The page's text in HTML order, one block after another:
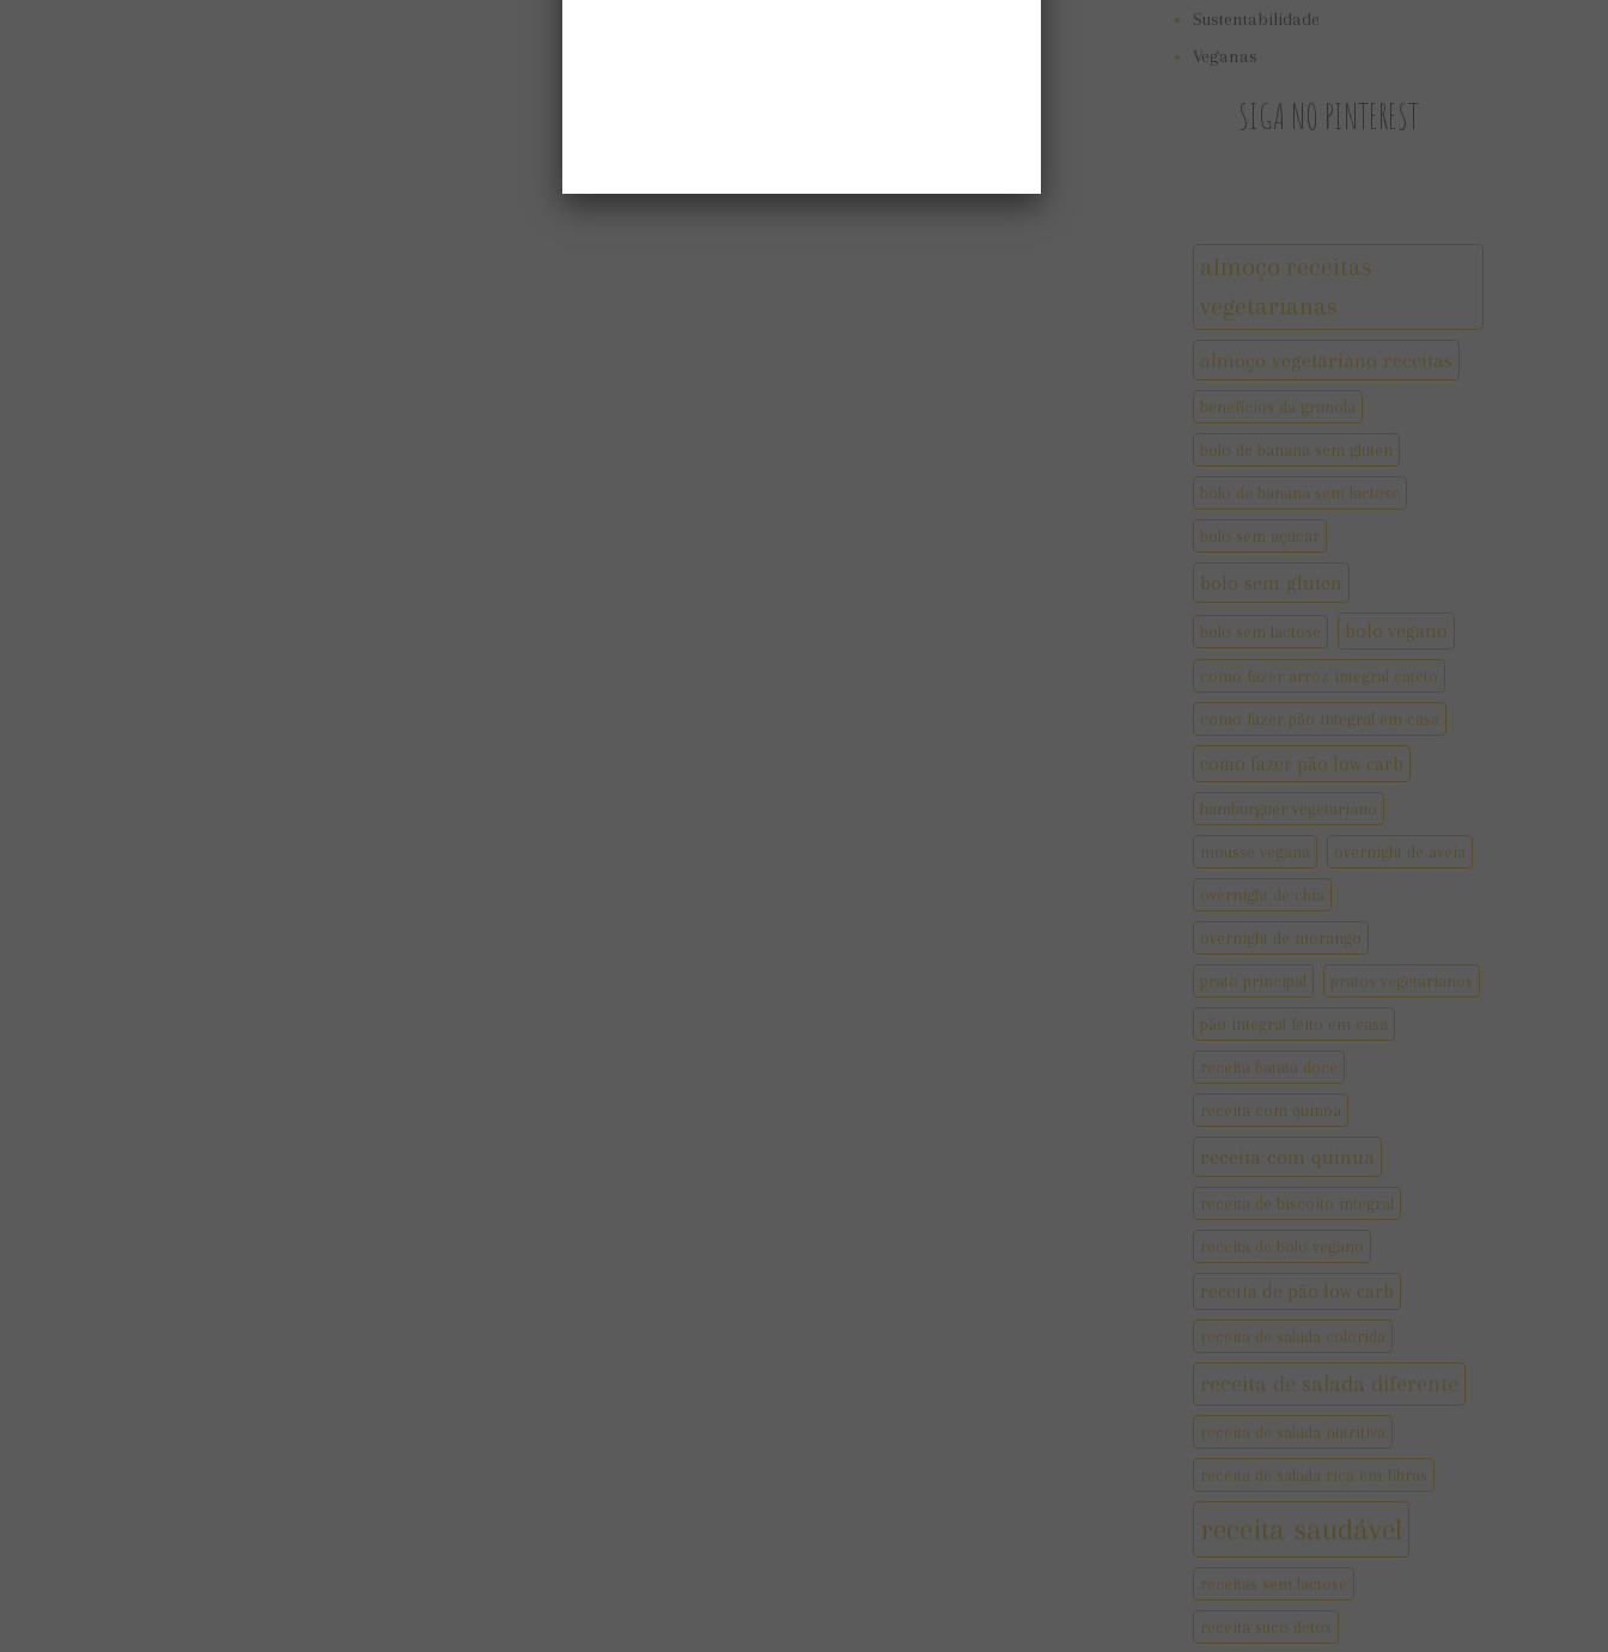
Sustentabilidade
Veganas
SIGA NO PINTEREST
almoço receitas
vegetarianas
almoço vegetariano receitas
benefícios da granola
bolo de banana sem gluten
bolo de banana sem lactose
bolo sem açúcar
bolo sem gluten
bolo sem lactose bolo vegano
como fazer arroz integral cateto
como fazer pão integral em casa
como fazer pão low carb
hamburguer vegetariano
mousse vegana overnight de aveia
overnight de chia
overnight de morango
prato principal pratos vegetarianos
pão integral feito em casa
receita batata doce
receita com quinoa
receita com quinua
receita de biscoito integral
receita de bolo vegano
receita de pão low carb
receita de salada colorida
receita de salada diferente
receita de salada nutritiva
receita de salada rica em fibras
receita saudável
receitas sem lactose
receita suco detox